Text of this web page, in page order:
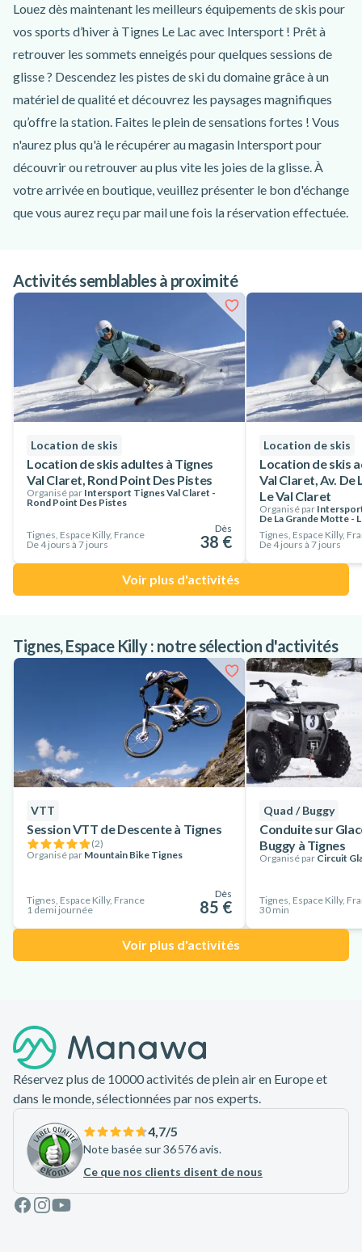
Louez dès maintenant les meilleurs équipements de skis pour
vos sports d’hiver à Tignes Le Lac avec Intersport ! Prêt à
retrouver les sommets enneigés pour quelques sessions de
glisse ? Descendez les pistes de ski du domaine grâce à un
matériel de qualité et découvrez les paysages magnifiques
qu’offre la station. Faites le plein de sensations fortes ! Vous
n'aurez plus qu'à le récupérer au magasin Intersport pour
découvrir ou retrouver au plus vite les joies de la glisse. À
votre arrivée en boutique, veuillez présenter le bon d'échange
que vous aurez reçu par mail une fois la réservation effectuée.
louer vos équipements de 2 à 7 jours. De plus, louez votre
matériel en fonction de votre niveau, du skieur débutant au
très expérimenté, grâce aux nombreux packs proposés par
Intersport. Réservez dès aujourd’hui tout le matériel de ski
dont vous avez besoin avec Intersport !
Activités semblables à proximité
Location de skis
Location de skis adultes à Tignes
Val Claret, Rond Point Des Pistes
Organisé par Intersport Tignes Val Claret -
Rond Point Des Pistes
Tignes, Espace Killy, France
De 4 jours à 7 jours
Dès
38 €
Location de skis
Location de skis
Val Claret, Av.
Le Val Claret
Organisé par
De La Grande Motte -
Tignes, Espace Killy,
De 4 jours à 7 jours
Voir plus d'activités
Tignes, Espace Killy : notre sélection d'activités
VTT
Session VTT de Descente à Tignes
(2)
Organisé par Mountain Bike Tignes
Tignes, Espace Killy, France
1 demi journée
Dès
85 €
Quad / Buggy
Conduite sur
Buggy à Tignes
Organisé par Circuit
Tignes, Espace Killy,
30 min
Voir plus d'activités
Réservez plus de 10000 activités de plein air en Europe et
dans le monde, sélectionnées par nos experts.
4,7/5
Note basée sur 36 576 avis.
Ce que nos clients disent de nous
Facebook
Instagram
Youtube